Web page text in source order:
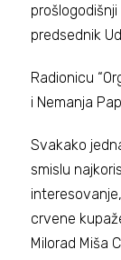
predsednik
Radionicu
i Nemanja
Svakako
smislu
crvene
Milorad Miša